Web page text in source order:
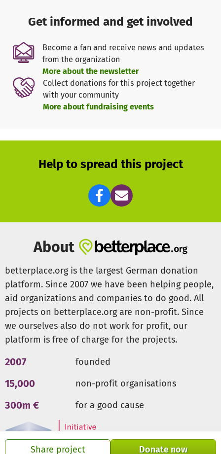
Share project Donate now
Lebensqualität der Patienten mitberücksichtigt werden.
In Deutschland ist es vor allem die Deutsche Hodgkin
Studiengruppe (GHSG), die seit über 30 Jahren konsequent
die Behandlungsmöglichkeiten weiterentwickelt und zu
einer erheblichen Verbesserung der Heilungsaussichten
beigetragen hat. Diese Verbesserung der
Heilungsaussichten ist das direkte Ergebnis einer Vielzahl
von Studien der Deutschen Hodgkin Studiengruppe, an
denen über 15.000 Patienten teilgenommen haben.
verstanden. Die klinische Forschung bemüht sich derzeit,
die Ursachen hierfür aufzudecken, damit auch diesen
Patienten durch geeignete Behandlungen geholfen werden
kann. Derzeit werden für diese Patienten alternative
Therapieansätze erforscht. Hier ist besonders die
der Lage ist, gezielt die Tumorzellen zu treffen
(Immuntherapie). In Zukunft könnten diese
Immuntherapien eine sinnvolle Ergänzung der etablierten
Therapien darstellen.
Ziele der aktuellen Studien der GHSG sind die weitere
Optimierung der Primärtherapie aller Stadien des
Hodgkin Lymphoms und eine Verbesserung der
Rezidivtherapie. Dabei sollen therapiebedingte
Nebenwirkungen bei gleichbleibender
Therapieeffektivität minimiert werden.
Die über dieses Projekt gesammelten Spendengelder
Erforschung des Hodgkin Lymphoms und der Entwicklung
verbesserter, weniger agressiver Behandlungsmethoden.
Für weitere Informationen über diese Art der
Get informed and get involved
Become a fan and receive news and updates
from the organization
More about the newsletter
Collect donations for this project together
with your community
More about fundraising events
Help to spread this project
About
betterplace.org is the largest German donation
platform. Since 2007 we have been helping people,
aid organizations and companies to do good. All
projects on betterplace.org are non-profit. Since
we ourselves also do not work for profit, our
platform is free of charge for the projects.
2007 founded
15,000 non-profit organisations
300m € for a good cause